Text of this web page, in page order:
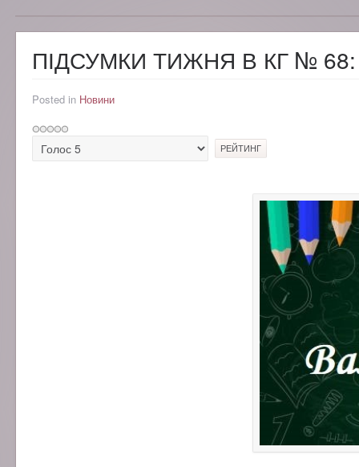
ПІДСУМКИ ТИЖНЯ В КГ № 68:
Posted in Новини
Рейтинг
користувача:
Будь
ласка,